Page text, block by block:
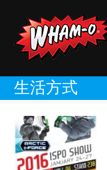
生活方式